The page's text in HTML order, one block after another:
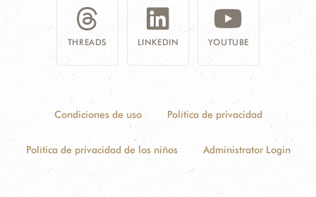
THREADS LINKEDIN YOUTUBE
Condiciones de uso Política de privacidad
Política de privacidad de los niños Administrator Login